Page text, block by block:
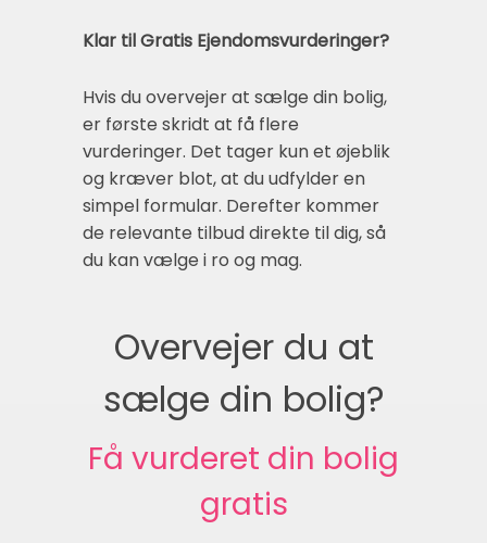
Klar til Gratis Ejendomsvurderinger?
Hvis du overvejer at sælge din bolig,
er første skridt at få flere
vurderinger. Det tager kun et øjeblik
og kræver blot, at du udfylder en
simpel formular. Derefter kommer
de relevante tilbud direkte til dig, så
du kan vælge i ro og mag.
Overvejer du at
sælge din bolig?
Få vurderet din bolig
gratis